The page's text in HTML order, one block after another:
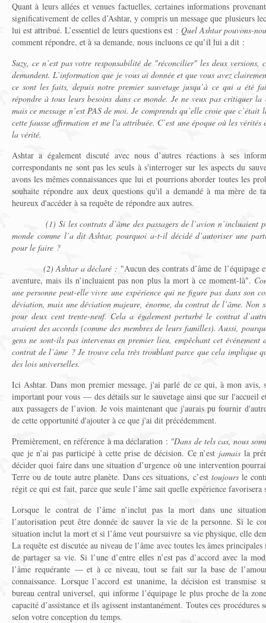
Quant à leurs allées et venues factuelles, certaines informations
significativement de celles d’Ashtar, y compris un message que plusieurs
lui est attribué. L’essentiel de leurs questions est : Quel Ashtar pouvons-
comment répondre, et à sa demande, nous incluons ce qu’il lui a dit :
Suzy, ce n’est pas votre responsabilité de "réconcilier" les deux versions,
demandent. L’information que je vous ai donnée et que vous avez
ce sont les faits, depuis notre premier sauvetage jusqu’à ce qui a été
répondre à tous leurs besoins dans ce monde. Je ne veux pas critiquer la
mais ce message n’est PAS de moi. Je comprends qu’elle croie que
cette fausse affirmation et me l'a attribuée. C’est une époque où les
la vérité.
Ashtar a également discuté avec nous d’autres réactions à ses
correspondants ne sont pas les seuls à s'interroger sur les aspects du
avons les mêmes connaissances que lui et pourrions aborder toutes les
souhaite répondre aux deux questions qu'il a demandé à ma mère de
heureux d'accéder à sa requête de répondre aux autres.
(1) Si les contrats d’âme des passagers de l’avion n’incluaient
monde comme l’a dit Ashtar, pourquoi a-t-il décidé d’autoriser une
pour le faire ?
(2) Ashtar a déclaré : "Aucun des contrats d’âme de l’équipage
aventure, mais ils n’incluaient pas non plus la mort à ce moment-là".
une personne peut-elle vivre une expérience qui ne figure pas dans son
déviation, mais une déviation majeure, énorme, du contrat de l’âme. Non
pour deux cent trente-neuf. Cela a également perturbé le contrat
avaient des accords (comme des membres de leurs familles). Aussi,
gens ne sont-ils pas intervenus en premier lieu, empêchant cet
contrat de l’âme ? Je trouve cela très troublant parce que cela implique
des lois universelles.
Ici Ashtar. Dans mon premier message, j'ai parlé de ce qui, à mon avis,
important pour vous — des détails sur le sauvetage ainsi que sur l'accueil
aux passagers de l’avion. Je vois maintenant que j'aurais pu fournir
de cette opportunité d'ajouter à ce que j'ai dit précédemment.
Premièrement, en référence à ma déclaration : "Dans de tels cas, nous
que je n’ai pas participé à cette prise de décision. Ce n’est jamais la
décider quoi faire dans une situation d’urgence où une intervention
Terre ou de toute autre planète. Dans ces situations, c’esttoujoursle
régit ce qui est fait, parce que seule l’âme sait quelle expérience
Lorsque le contrat de l’âme n’inclut pas la mort dans une
l’autorisation peut être donnée de sauver la vie de la personne. Si le
situation inclut la mort et si l’âme veut poursuivre sa vie physique, elle
La requête est discutée au niveau de l’âme avec toutes les âmes
de partager sa vie. Si l’une d’entre elles n’est pas d’accord avec la
l’âme requérante — et à ce niveau, tout se fait sur la base de
connaissance. Lorsque l’accord est unanime, la décision est transmise
bureau central universel, qui informe l’équipage le plus proche de la
capacité d’assistance et ils agissent instantanément. Toutes ces procédures
selon votre conception du temps.